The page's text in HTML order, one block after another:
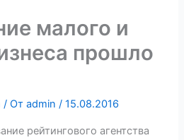
малого и
прошло
/ Отadmin/15.08.2016
рейтингового агентства